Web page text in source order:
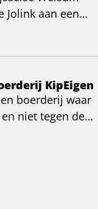
Jolink aan een
geworteld
eenKipEigen
boerderij waar
niet tegen de